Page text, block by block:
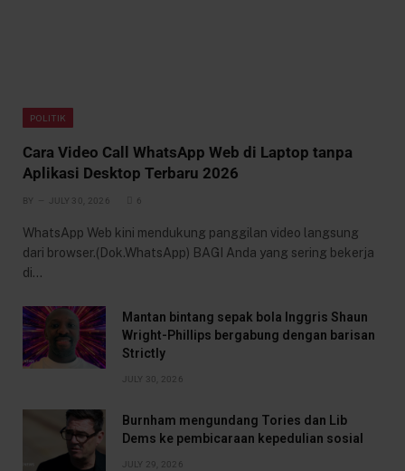
POLITIK
Cara Video Call WhatsApp Web di Laptop tanpa
Aplikasi Desktop Terbaru 2026
BY JULY 30, 2026 6
WhatsApp Web kini mendukung panggilan video langsung
dari browser.(Dok.WhatsApp) BAGI Anda yang sering bekerja
di…
Mantan bintang sepak bola Inggris Shaun
Wright-Phillips bergabung dengan barisan
Strictly
JULY 30, 2026
Burnham mengundang Tories dan Lib
Dems ke pembicaraan kepedulian sosial
JULY 29, 2026